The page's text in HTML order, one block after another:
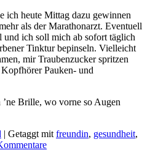
ich heute Mittag dazu gewinnen
als der Marathonarzt. Eventuell
und ich soll mich ab sofort täglich
Tinktur bepinseln. Vielleicht
mir Traubenzucker spritzen
Pauken- und
Brille, wo vorne so Augen
| Getaggt mit freundin, gesundheit,